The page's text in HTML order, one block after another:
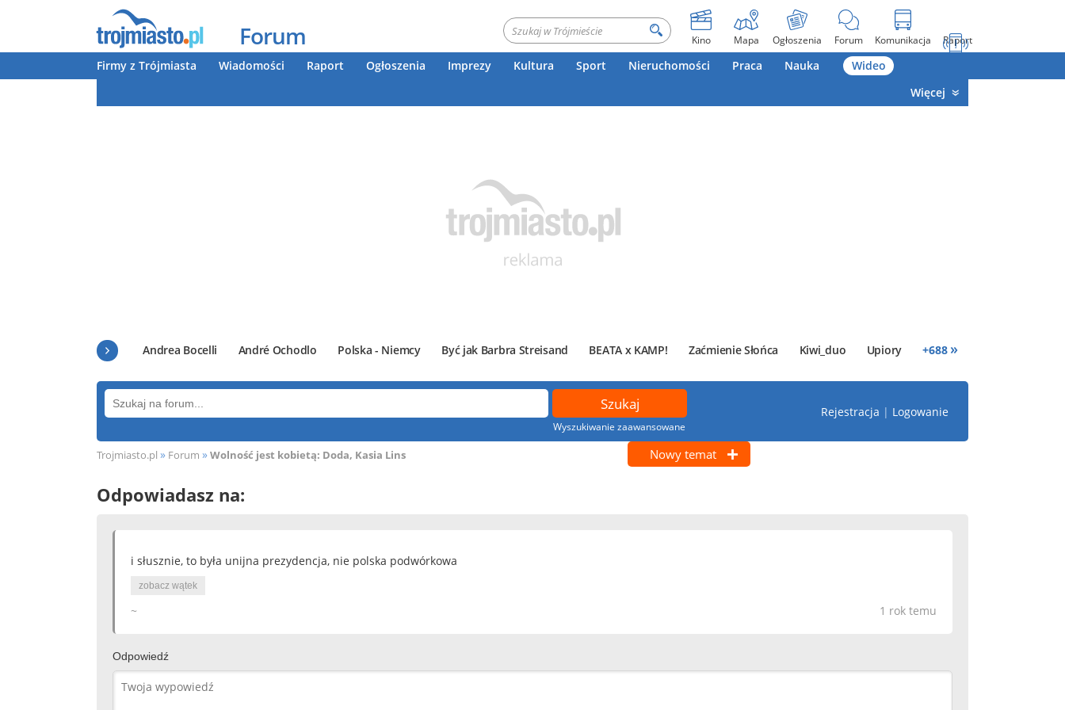
Forum Kino Mapa Ogłoszenia Forum Komunikacja Raport
Firmy z Trójmiasta Wiadomości Raport Ogłoszenia Imprezy Kultura Sport Nieruchomości Praca Nauka
Wideo
Więcej
Andrea Bocelli André Ochodlo Polska - Niemcy Być jak Barbra Streisand BEATA x KAMP! Zaćmienie Słońca Kiwi_duo Upiory +688 »
Wyszukiwanie zaawansowane
Rejestracja | Logowanie
Trojmiasto.pl » Forum » Wolność jest kobietą: Doda, Kasia Lins Nowy temat
Odpowiadasz na:
i słusznie, to była unijna prezydencja, nie polska podwórkowa
zobacz wątek
1 rok temu
~
Odpowiedź